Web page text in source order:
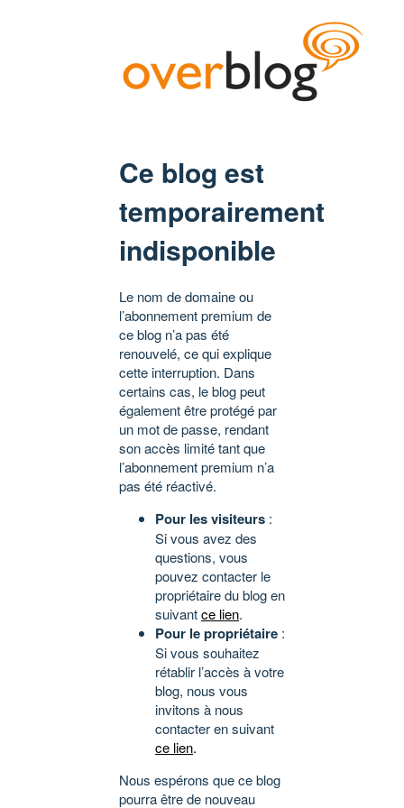
Ce blog est
temporairement
indisponible
Le nom de domaine ou
l’abonnement premium de
ce blog n’a pas été
renouvelé, ce qui explique
cette interruption. Dans
certains cas, le blog peut
également être protégé par
un mot de passe, rendant
son accès limité tant que
l’abonnement premium n’a
pas été réactivé.
Pour les visiteurs :
Si vous avez des
questions, vous
pouvez contacter le
propriétaire du blog en
suivantce lien.
Pour le propriétaire :
Si vous souhaitez
rétablir l’accès à votre
blog, nous vous
invitons à nous
contacter en suivant
ce lien.
Nous espérons que ce blog
pourra être de nouveau